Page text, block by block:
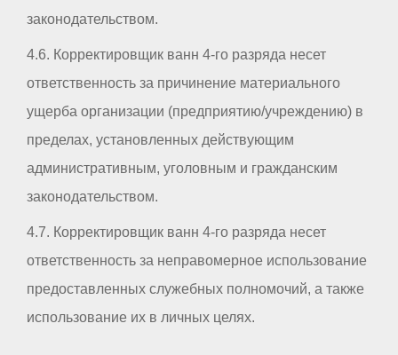
законодательством.
4.6. Корректировщик ванн 4-го разряда несет
ответственность за причинение материального
ущерба организации (предприятию/учреждению) в
пределах, установленных действующим
административным, уголовным и гражданским
законодательством.
4.7. Корректировщик ванн 4-го разряда несет
ответственность за неправомерное использование
предоставленных служебных полномочий, а также
использование их в личных целях.